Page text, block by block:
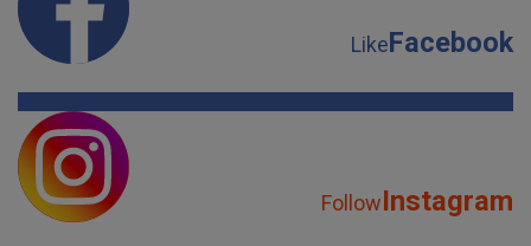
LikeFacebook
FollowInstagram